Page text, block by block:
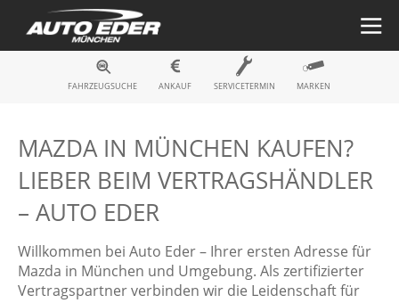
Fahrzeugsuche
FAHRZEUGSUCHE ANKAUF SERVICETERMIN MARKEN
MAZDA IN MÜNCHEN KAUFEN?
LIEBER BEIM VERTRAGSHÄNDLER
– AUTO EDER
Willkommen bei Auto Eder – Ihrer ersten Adresse für
Mazda in München und Umgebung. Als zertifizierter
Vertragspartner verbinden wir die Leidenschaft für